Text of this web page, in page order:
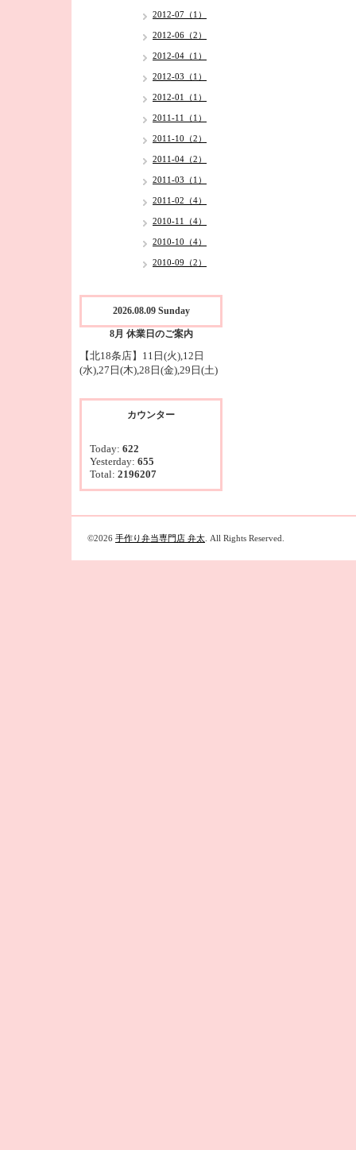
2012-07（1）
2012-06（2）
2012-04（1）
2012-03（1）
2012-01（1）
2011-11（1）
2011-10（2）
2011-04（2）
2011-03（1）
2011-02（4）
2010-11（4）
2010-10（4）
2010-09（2）
2026.08.09 Sunday
8月 休業日のご案内
【北18条店】11日(火),12日
(水),27日(木),28日(金),29日(土)
カウンター
Today: 622
Yesterday: 655
Total: 2196207
©2026 手作り弁当専門店 弁太 . All Rights Reserved.